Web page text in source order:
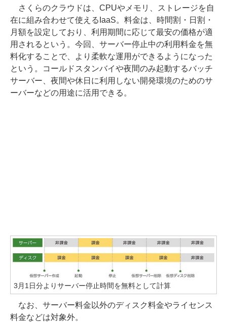
さくらのクラウドは、CPUやメモリ、ストレージを自
在に組み合わせて使えるIaaS。料金は、時間割・日割・
月額を設定しており、利用期間に応じて最安の価格が適
用されるという。今回、サーバー停止中の利用料金を無
料化することで、より柔軟な運用ができるようになった
という。コールドスタンバイや夜間のみ起動するバッチ
サーバー、夜間や休日に利用しない開発環境のためのサ
ーバーなどの用途に活用できる。
3月1日分よりサーバー停止時間を無料として計算
なお、サーバー料金以外のディスク料金やライセンス
料金などは対象外。